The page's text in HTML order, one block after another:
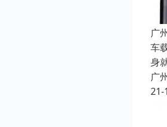
广
车
身
广
21-